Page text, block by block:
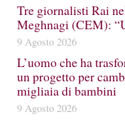
Tre giornalisti Rai
Meghnagi (CEM):
9 Agosto 2026
L’uomo che ha
un progetto per
migliaia di bambini
9 Agosto 2026